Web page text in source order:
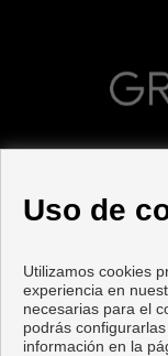
Uso de
Utilizamos cookies
experiencia en
necesarias para el
podrás
información en la